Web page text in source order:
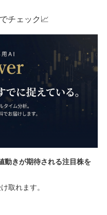
チェック📈
動きが期待される注目株を
取れます。